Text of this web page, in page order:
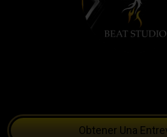
Obtener Una